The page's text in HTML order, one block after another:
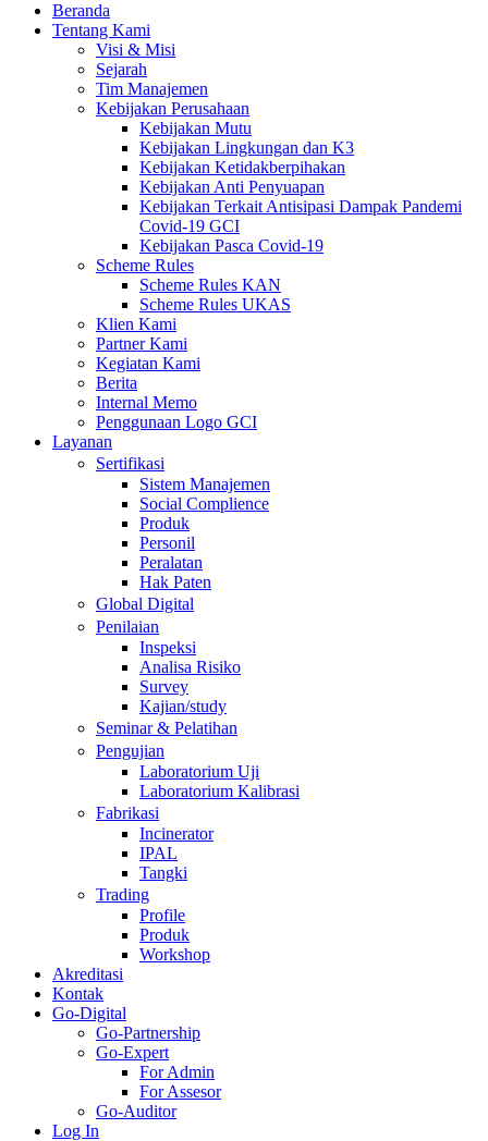
Beranda
Tentang Kami
Visi & Misi
Sejarah
Tim Manajemen
Kebijakan Perusahaan
Kebijakan Mutu
Kebijakan Lingkungan dan K3
Kebijakan Ketidakberpihakan
Kebijakan Anti Penyuapan
Kebijakan Terkait Antisipasi Dampak Pandemi
Covid-19 GCI
Kebijakan Pasca Covid-19
Scheme Rules
Scheme Rules KAN
Scheme Rules UKAS
Klien Kami
Partner Kami
Kegiatan Kami
Berita
Internal Memo
Penggunaan Logo GCI
Layanan
Sertifikasi
Sistem Manajemen
Social Complience
Produk
Personil
Peralatan
Hak Paten
Global Digital
Penilaian
Inspeksi
Analisa Risiko
Survey
Kajian/study
Seminar & Pelatihan
Pengujian
Laboratorium Uji
Laboratorium Kalibrasi
Fabrikasi
Incinerator
IPAL
Tangki
Trading
Profile
Produk
Workshop
Akreditasi
Kontak
Go-Digital
Go-Partnership
Go-Expert
For Admin
For Assesor
Go-Auditor
Log In